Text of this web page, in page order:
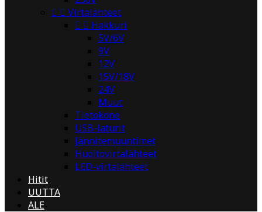
  Virtalähteet
  Hakkuri
5V/6V
9V
12V
15V/18V
24V
Muut
Tietokone
USB-laturit
Jännitemuuntimet
Huoltovirtalähteet
LED-virtalähteet
Hitit
UUTTA
ALE